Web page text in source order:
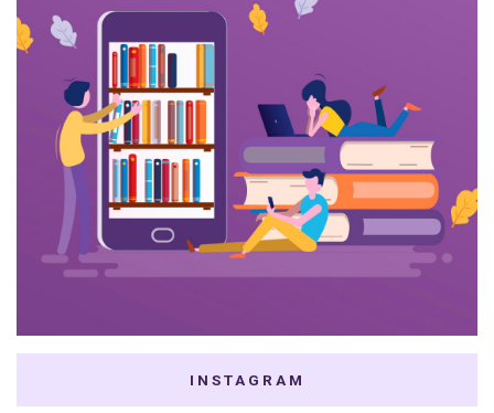
INSTAGRAM